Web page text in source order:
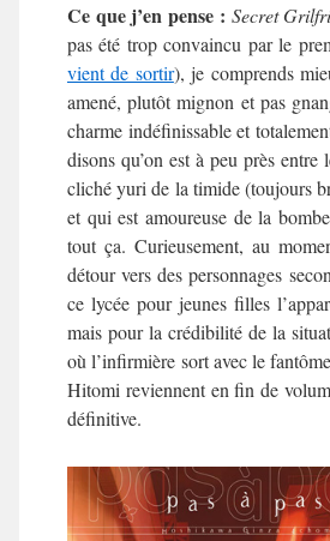
Ce que j’en pense : Secret
pas été trop convaincu par le
vient de sortir), je comprends
amené, plutôt mignon et pas
charme indéfinissable et
disons qu’on est à peu près
cliché yuri de la timide (toujours
et qui est amoureuse de la
tout ça. Curieusement, au
détour vers des personnages
ce lycée pour jeunes filles
mais pour la crédibilité de la
où l’infirmière sort avec le
Hitomi reviennent en fin de
définitive.